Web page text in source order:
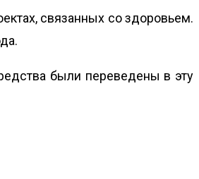
связанных со здоровьем.
были переведены в эту